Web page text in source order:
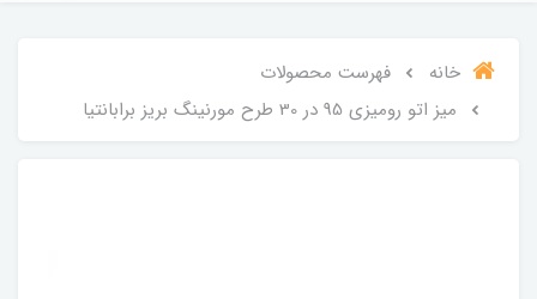
خانه
فهرست محصولات
میز اتو رومیزی 95 در 30 طرح مورنینگ بریز برابانتیا